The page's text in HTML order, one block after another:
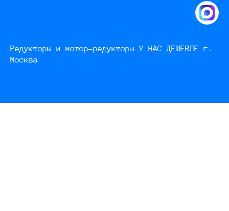
Редукторы и мотор-редукторы У НАС ДЕШЕВЛЕ г.
Москва